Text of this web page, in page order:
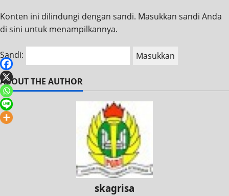
Konten ini dilindungi dengan sandi. Masukkan sandi Anda
di sini untuk menampilkannya.
Sandi:
ABOUT THE AUTHOR
skagrisa